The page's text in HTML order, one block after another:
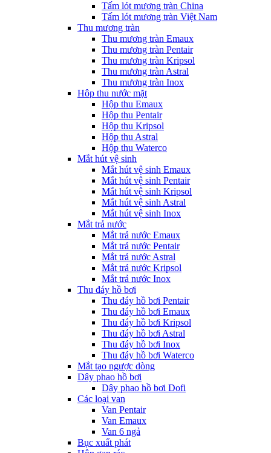
Tấm lót mương tràn China
Tấm lót mương tràn Việt Nam
Thu mương tràn
Thu mương tràn Emaux
Thu mương tràn Pentair
Thu mương tràn Kripsol
Thu mương tràn Astral
Thu mương tràn Inox
Hôp thu nước mặt
Hộp thu Emaux
Hộp thu Pentair
Hộp thu Kripsol
Hộp thu Astral
Hộp thu Waterco
Mắt hút vệ sinh
Mắt hút vệ sinh Emaux
Mắt hút vệ sinh Pentair
Mắt hút vệ sinh Kripsol
Mắt hút vệ sinh Astral
Mắt hút vệ sinh Inox
Mắt trả nước
Mắt trả nước Emaux
Mắt trả nước Pentair
Mắt trả nước Astral
Mắt trả nước Kripsol
Mắt trả nước Inox
Thu đáy hồ bơi
Thu đáy hồ bơi Pentair
Thu đáy hồ bơi Emaux
Thu đáy hồ bơi Kripsol
Thu đáy hồ bơi Astral
Thu đáy hồ bơi Inox
Thu đáy hồ bơi Waterco
Mắt tạo ngược dòng
Dây phao hồ bơi
Dây phao hồ bơi Dofi
Các loại van
Van Pentair
Van Emaux
Van 6 ngả
Bục xuất phát